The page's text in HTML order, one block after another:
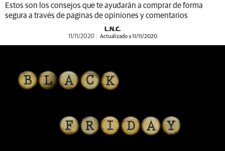
Estos son los consejos que te ayudarán a comprar de forma
segura a través de paginas de opiniones y comentarios
L.N.C.
11/11/2020 Actualizado a 11/11/2020